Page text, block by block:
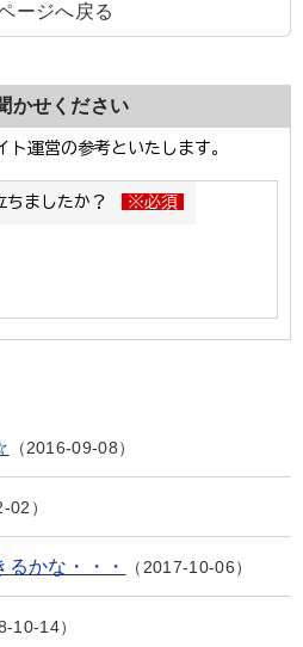
ージへ戻る
かせください
2016-09-08
02
かな・・・ 2017-10-06
10-14